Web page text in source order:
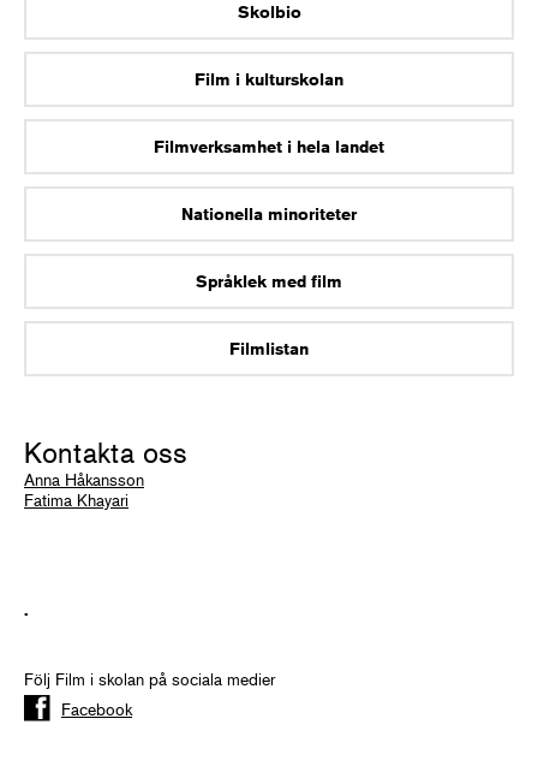
Skolbio
Film i kulturskolan
Filmverksamhet i hela landet
Nationella minoriteter
Språklek med film
Filmlistan
Kontakta oss
Anna Håkansson
Fatima Khayari
.
Följ Film i skolan på sociala medier
Facebook